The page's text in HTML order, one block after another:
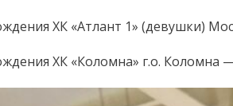
ХК «Атлант 1» (девушки)
ХК «Коломна» г.о. Коломна